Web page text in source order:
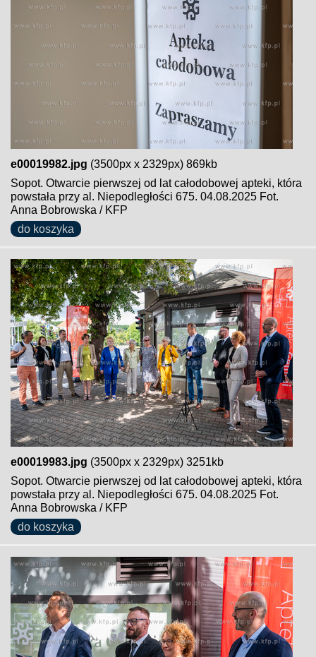
e00019982.jpg (3500px x 2329px) 869kb
Sopot. Otwarcie pierwszej od lat całodobowej apteki, która
powstała przy al. Niepodległości 675. 04.08.2025 Fot.
Anna Bobrowska / KFP
do koszyka
e00019983.jpg (3500px x 2329px) 3251kb
Sopot. Otwarcie pierwszej od lat całodobowej apteki, która
powstała przy al. Niepodległości 675. 04.08.2025 Fot.
Anna Bobrowska / KFP
do koszyka